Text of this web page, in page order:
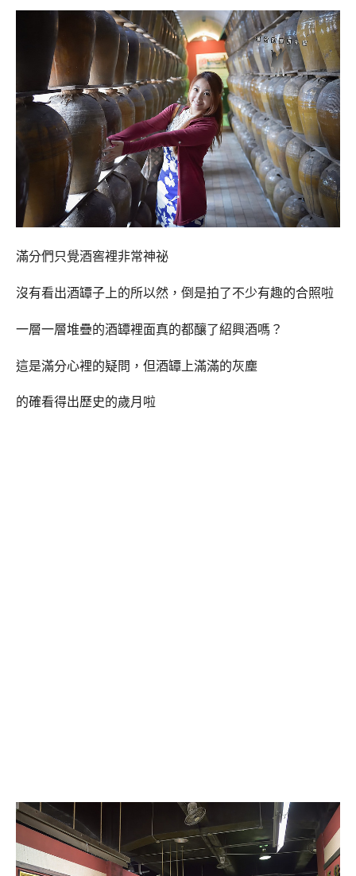
滿分們只覺酒窖裡非常神祕
沒有看出酒罈子上的所以然，倒是拍了不少有趣的合照啦
一層一層堆疊的酒罈裡面真的都釀了紹興酒嗎？
這是滿分心裡的疑問， 但酒罈上滿滿的灰塵
的確看得出歷史的歲月啦